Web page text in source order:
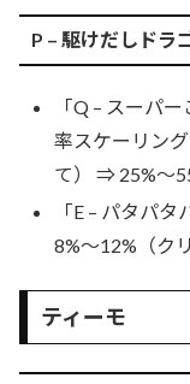
P – 駆けだしドラ
「Q – スーパ
率スケーリン
て） ⇒ 25%～
「E – パタパ
8%～12%（ク
ティーモ